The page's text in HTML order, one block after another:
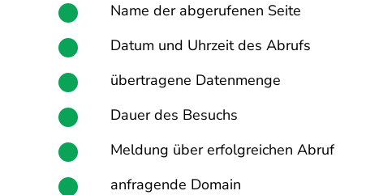
Name der abgerufenen Seite
Datum und Uhrzeit des Abrufs
übertragene Datenmenge
Dauer des Besuchs
Meldung über erfolgreichen Abruf
anfragende Domain